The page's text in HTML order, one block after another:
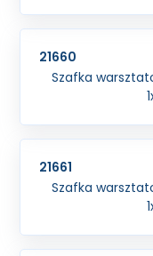
21660
Szafka
21661
Szafka